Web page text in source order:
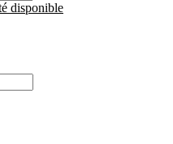
disponible